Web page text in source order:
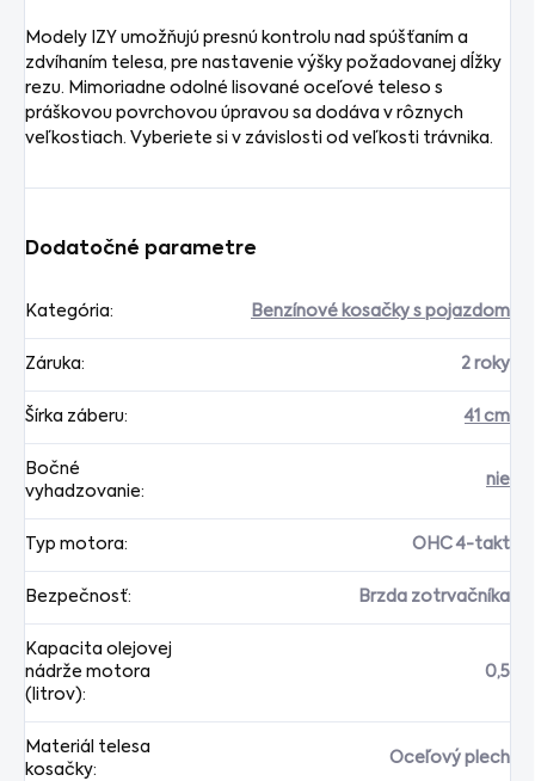
Modely IZY umožňujú presnú kontrolu nad spúšťaním a
zdvíhaním telesa, pre nastavenie výšky požadovanej dĺžky
rezu. Mimoriadne odolné lisované oceľové teleso s
práškovou povrchovou úpravou sa dodáva v rôznych
veľkostiach. Vyberiete si v závislosti od veľkosti trávnika.
Dodatočné parametre
Kategória: Benzínové kosačky s pojazdom
Záruka: 2 roky
Šírka záberu: 41 cm
Bočné
vyhadzovanie:
nie
Typ motora: OHC 4-takt
Bezpečnosť: Brzda zotrvačníka
Kapacita olejovej
nádrže motora
(litrov):
0,5
Materiál telesa
kosačky:
Oceľový plech